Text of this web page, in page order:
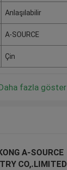
Anlaşılabilir
A-SOURCE
Çin
fazla göster
A-SOURCE
CO,.LIMITED